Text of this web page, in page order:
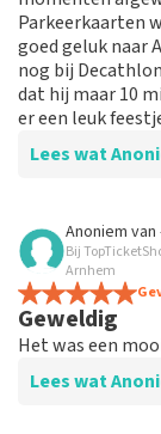
Parkeerkaarten
goed geluk naar
nog bij
dat hij maar 10
er een leuk
Lees wat
Beoordeling
Prima
Anoniem van
Bij
Arnhem
Geweldig
Het was een
Lees wat